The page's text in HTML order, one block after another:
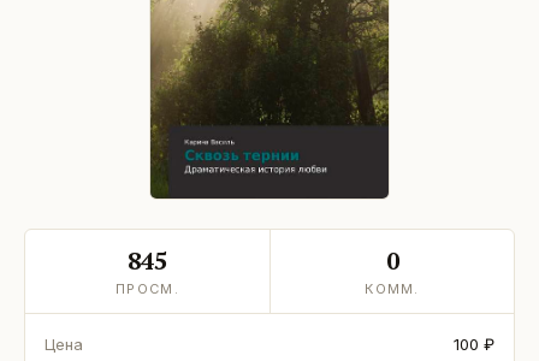
845
ПРОСМ.
0
КОММ.
Цена
100 ₽